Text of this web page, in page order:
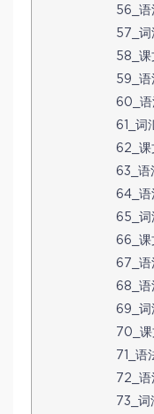
56_语
57_词
58_课
59_语
60_语
61_词
62_
63_语
64_语
65_词
66_课
67_语
68_语
69_词
70_
71_语
72_语
73_词